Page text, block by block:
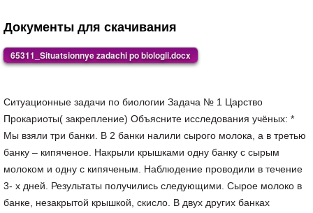
Документы для скачивания
65311_Situatsionnye zadachi po biologii.docx
Ситуационные задачи по биологии Задача № 1 Царство
Прокариоты( закрепление) Объясните исследования учёных: *
Мы взяли три банки. В 2 банки налили сырого молока, а в третью
банку – кипяченое. Накрыли крышками одну банку с сырым
молоком и одну с кипяченым. Наблюдение проводили в течение
3- х дней. Результаты получились следующими. Сырое молоко в
банке, незакрытой крышкой, скисло. В двух других банках